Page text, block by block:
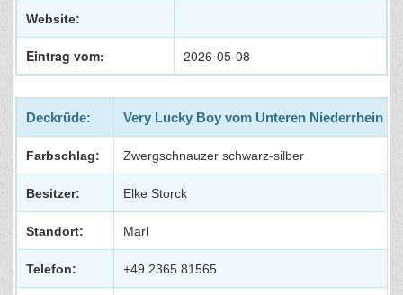
Website:
Eintrag vom: 2026-05-08
Deckrüde: Very Lucky Boy vom Unteren Niederrhein
Farbschlag: Zwergschnauzer schwarz-silber
Besitzer: Elke Storck
Standort: Marl
Telefon: +49 2365 81565